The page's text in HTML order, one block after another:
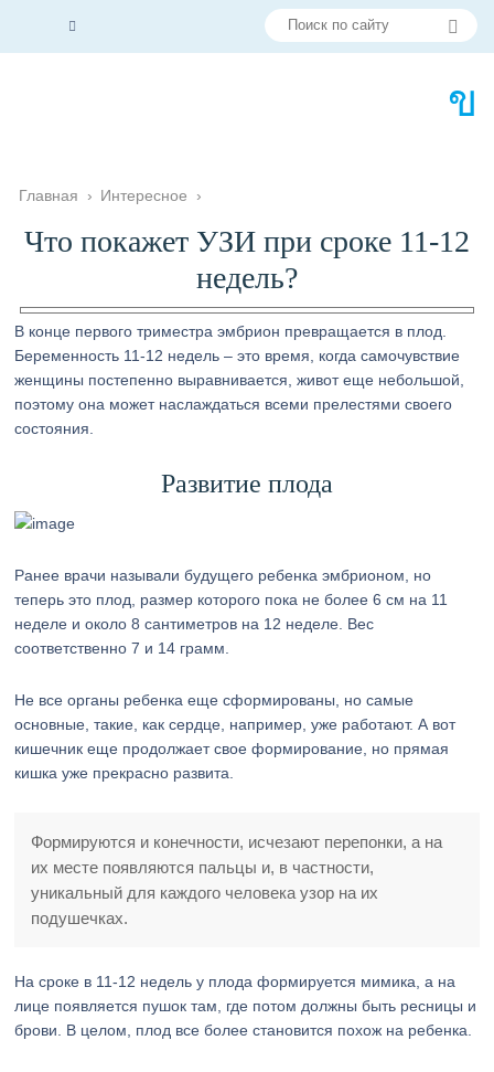
Главная › Интересное ›
Что покажет УЗИ при сроке 11-12
недель?
В конце первого триместра эмбрион превращается в плод.
Беременность 11-12 недель – это время, когда самочувствие
женщины постепенно выравнивается, живот еще небольшой,
поэтому она может наслаждаться всеми прелестями своего
состояния.
Развитие плода
Ранее врачи называли будущего ребенка эмбрионом, но
теперь это плод, размер которого пока не более 6 см на 11
неделе и около 8 сантиметров на 12 неделе. Вес
соответственно 7 и 14 грамм.
Не все органы ребенка еще сформированы, но самые
основные, такие, как сердце, например, уже работают. А вот
кишечник еще продолжает свое формирование, но прямая
кишка уже прекрасно развита.
Формируются и конечности, исчезают перепонки, а на
их месте появляются пальцы и, в частности,
уникальный для каждого человека узор на их
подушечках.
На сроке в 11-12 недель у плода формируется мимика, а на
лице появляется пушок там, где потом должны быть ресницы и
брови. В целом, плод все более становится похож на ребенка.